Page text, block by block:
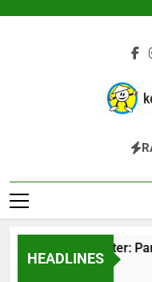
HEADLINES
Mesin Komposter:
7 Jam Ago